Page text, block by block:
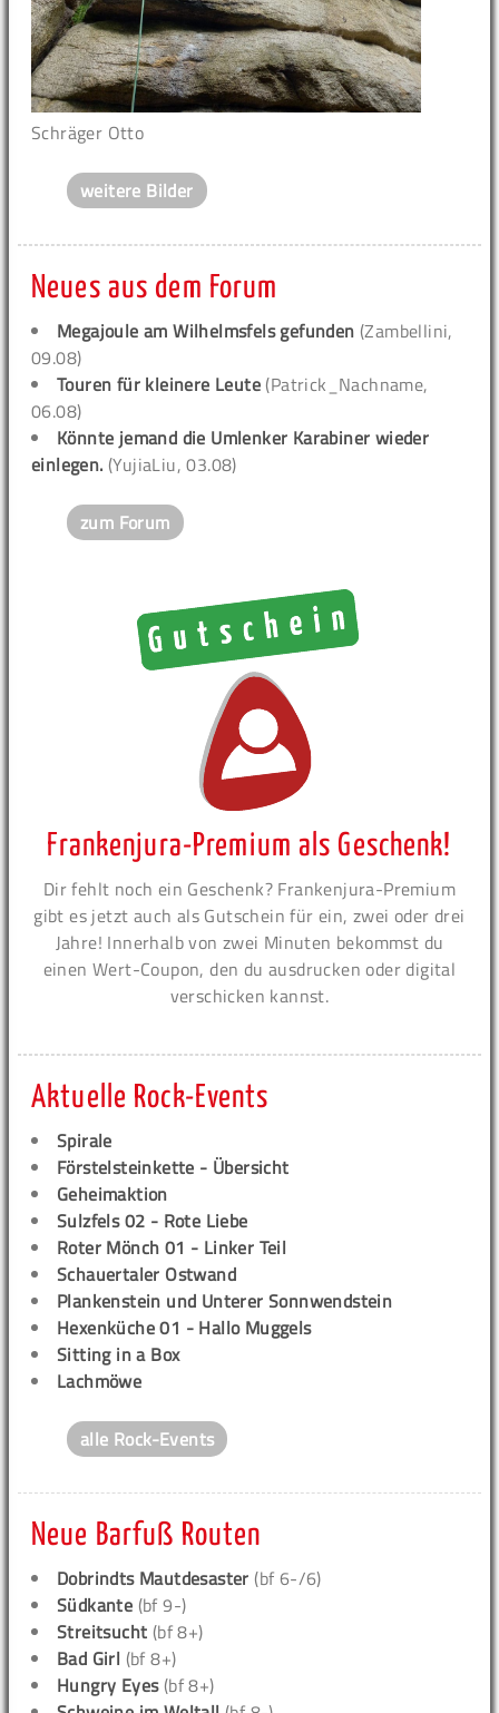
Schräger Otto
weitere Bilder
Neues aus dem Forum
Megajoule am Wilhelmsfels gefunden (Zambellini,
09.08)
Touren für kleinere Leute (Patrick_Nachname,
06.08)
Könnte jemand die Umlenker Karabiner wieder
einlegen. (YujiaLiu, 03.08)
zum Forum
Frankenjura-Premium als Geschenk!
Dir fehlt noch ein Geschenk? Frankenjura-Premium
gibt es jetzt auch als Gutschein für ein, zwei oder drei
Jahre! Innerhalb von zwei Minuten bekommst du
einen Wert-Coupon, den du ausdrucken oder digital
verschicken kannst.
Aktuelle Rock-Events
Spirale
Förstelsteinkette - Übersicht
Geheimaktion
Sulzfels 02 - Rote Liebe
Roter Mönch 01 - Linker Teil
Schauertaler Ostwand
Plankenstein und Unterer Sonnwendstein
Hexenküche 01 - Hallo Muggels
Sitting in a Box
Lachmöwe
alle Rock-Events
Neue Barfuß Routen
Dobrindts Mautdesaster (bf 6-/6)
Südkante (bf 9-)
Streitsucht (bf 8+)
Bad Girl (bf 8+)
Hungry Eyes(bf 8+)